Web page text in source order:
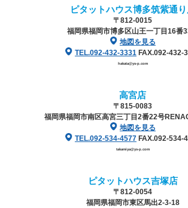
ピタットハウス博多筑紫通
〒812-0015
福岡県福岡市博多区山王一丁目16番
地図を見る
TEL.092-432-3331FAX.092-432-
hakata@ys-p.com
高宮店
〒815-0083
福岡県福岡市南区高宮三丁目2番22号
地図を見る
TEL.092-534-4577FAX.092-534-
takamiya@ys-p.com
ピタットハウス吉塚店
〒812-0054
福岡県福岡市東区馬出2-3-18